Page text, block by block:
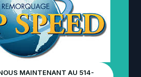
MAINTENANT AU 514-